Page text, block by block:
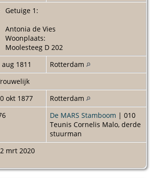
Getuige 1:
Antonia de Vies
Woonplaats:
Moolesteeg D 202
aug 1811
Rotterdam
okt 1877
Rotterdam
De MARS Stamboom | 010
Teunis Cornelis Malo, derde
stuurman
mrt 2020